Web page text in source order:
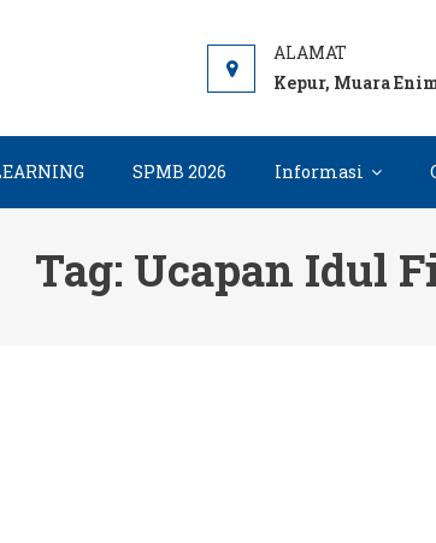
7 Muara Enim, Informasi, PPDB dan E-learning
Kepur, Muara
SPMB 2026 Informasi
Tag: Ucapan Idul